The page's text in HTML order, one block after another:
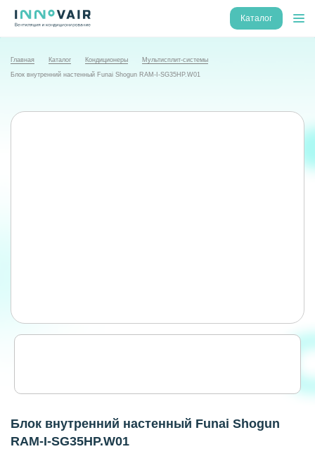
Каталог
Главная Каталог Кондиционеры Мультисплит-системы
Блок внутренний настенный Funai Shogun RAM-I-SG35HP.W01
Блок внутренний настенный Funai Shogun
RAM-I-SG35HP.W01